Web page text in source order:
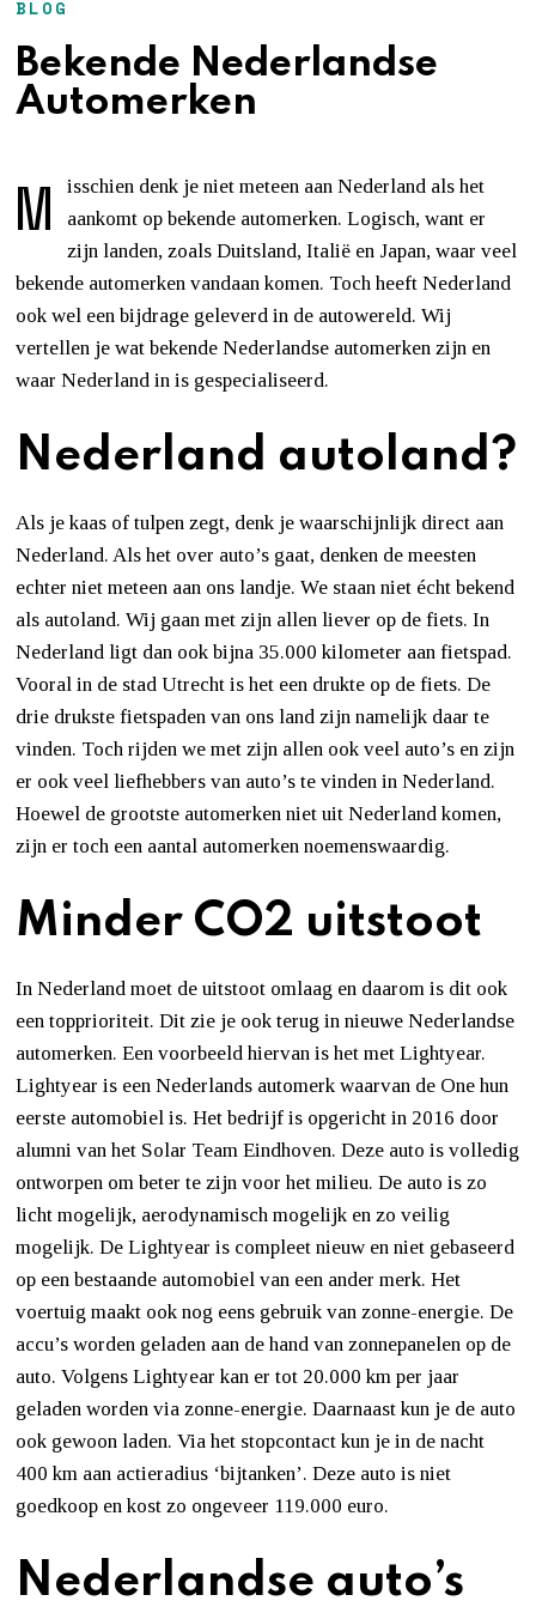
BLOG
Bekende Nederlandse
Automerken
M
isschien denk je niet meteen aan Nederland als het
aankomt op bekende automerken. Logisch, want er
zijn landen, zoals Duitsland, Italië en Japan, waar veel
bekende automerken vandaan komen. Toch heeft Nederland
ook wel een bijdrage geleverd in de autowereld. Wij
vertellen je wat bekende Nederlandse automerken zijn en
waar Nederland in is gespecialiseerd.
Nederland autoland?
Als je kaas of tulpen zegt, denk je waarschijnlijk direct aan
Nederland. Als het over auto’s gaat, denken de meesten
echter niet meteen aan ons landje. We staan niet écht bekend
als autoland. Wij gaan met zijn allen liever op de fiets. In
Nederland ligt dan ook bijna 35.000 kilometer aan fietspad.
Vooral in de stad Utrecht is het een drukte op de fiets. De
drie drukste fietspaden van ons land zijn namelijk daar te
vinden. Toch rijden we met zijn allen ook veel auto’s en zijn
er ook veel liefhebbers van auto’s te vinden in Nederland.
Hoewel de grootste automerken niet uit Nederland komen,
zijn er toch een aantal automerken noemenswaardig.
Minder CO2 uitstoot
In Nederland moet de uitstoot omlaag en daarom is dit ook
een topprioriteit. Dit zie je ook terug in nieuwe Nederlandse
automerken. Een voorbeeld hiervan is het met Lightyear.
Lightyear is een Nederlands automerk waarvan de One hun
eerste automobiel is. Het bedrijf is opgericht in 2016 door
alumni van het Solar Team Eindhoven. Deze auto is volledig
ontworpen om beter te zijn voor het milieu. De auto is zo
licht mogelijk, aerodynamisch mogelijk en zo veilig
mogelijk. De Lightyear is compleet nieuw en niet gebaseerd
op een bestaande automobiel van een ander merk. Het
voertuig maakt ook nog eens gebruik van zonne-energie. De
accu’s worden geladen aan de hand van zonnepanelen op de
auto. Volgens Lightyear kan er tot 20.000 km per jaar
geladen worden via zonne-energie. Daarnaast kun je de auto
ook gewoon laden. Via het stopcontact kun je in de nacht
400 km aan actieradius ‘bijtanken’. Deze auto is niet
goedkoop en kost zo ongeveer 119.000 euro.
Nederlandse auto’s